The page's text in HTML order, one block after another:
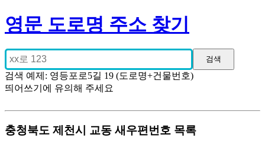
영문 도로명 주소 찾기
검색 예제: 영등포로5길 19 (도로명+건물번호)
띄어쓰기에 유의해 주세요
충청북도 제천시 교동 새우편번호 목록